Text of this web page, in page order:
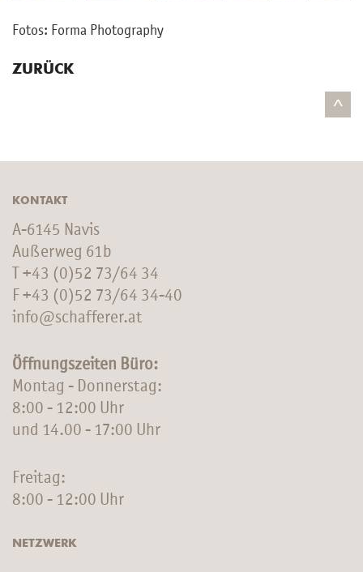
Fotos: Forma Pho­to­gra­phy
ZURÜCK
^
KONTAKT
A-6145 Navis
Außerweg 61b
+43 (0)52 73/64 34
F +43 (0)52 73/64 34-40
info@schafferer.at
Öffnungszeiten Büro:
Montag - Donnerstag:
8:00 - 12:00 Uhr
und 14.00 - 17:00 Uhr
Freitag:
8:00 - 12:00 Uhr
NETZWERK